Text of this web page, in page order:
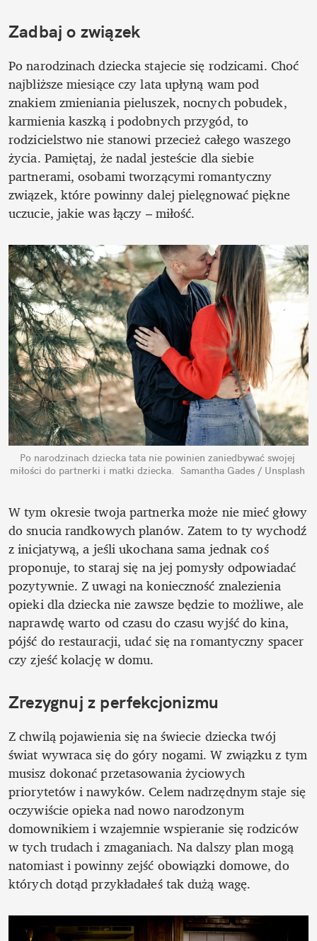
Zadbaj o związek
Po narodzinach dziecka stajecie się rodzicami. Choć
najbliższe miesiące czy lata upłyną wam pod
znakiem zmieniania pieluszek, nocnych pobudek,
karmienia kaszką i podobnych przygód, to
rodzicielstwo nie stanowi przecież całego waszego
życia. Pamiętaj, że nadal jesteście dla siebie
partnerami, osobami tworzącymi romantyczny
związek, które powinny dalej pielęgnować piękne
uczucie, jakie was łączy – miłość.
Po narodzinach dziecka tata nie powinien zaniedbywać swojej
miłości do partnerki i matki dziecka. Samantha Gades / Unsplash
W tym okresie twoja partnerka może nie mieć głowy
do snucia randkowych planów. Zatem to ty wychodź
z inicjatywą, a jeśli ukochana sama jednak coś
proponuje, to staraj się na jej pomysły odpowiadać
pozytywnie. Z uwagi na konieczność znalezienia
opieki dla dziecka nie zawsze będzie to możliwe, ale
naprawdę warto od czasu do czasu wyjść do kina,
pójść do restauracji, udać się na romantyczny spacer
czy zjeść kolację w domu.
Zrezygnuj z perfekcjonizmu
Z chwilą pojawienia się na świecie dziecka twój
świat wywraca się do góry nogami. W związku z tym
musisz dokonać przetasowania życiowych
priorytetów i nawyków. Celem nadrzędnym staje się
oczywiście opieka nad nowo narodzonym
domownikiem i wzajemnie wspieranie się rodziców
w tych trudach i zmaganiach. Na dalszy plan mogą
natomiast i powinny zejść obowiązki domowe, do
których dotąd przykładałeś tak dużą wagę.